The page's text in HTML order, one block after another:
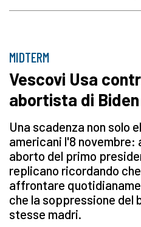
MIDTERM
Vescovi Usa
abortista di Biden
Una scadenza non solo
americani l'8
aborto del primo
replicano ricordando
affrontare
che la soppressione del
stesse madri.